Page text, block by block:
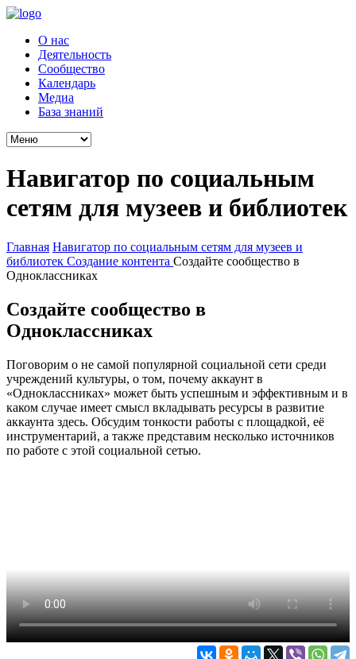
О нас
Деятельность
Сообщество
Календарь
Медиа
База знаний
Навигатор по социальным
сетям для музеев и библиотек
Главная Навигатор по социальным сетям для музеев и
библиотек Создание контента Создайте сообщество в
Одноклассниках
Создайте сообщество в
Одноклассниках
Поговорим о не самой популярной социальной сети среди
учреждений культуры, о том, почему аккаунт в
«Одноклассниках» может быть успешным и эффективным и в
каком случае имеет смысл вкладывать ресурсы в развитие
аккаунта здесь. Обсудим тонкости работы с площадкой, её
инструментарий, а также представим несколько источников
по работе с этой социальной сетью.